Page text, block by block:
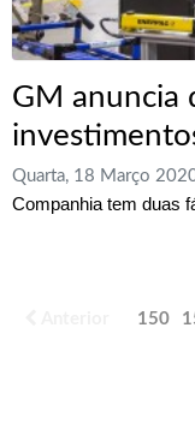
GM anuncia
Quarta, 18 Março
Companhia tem duas
150